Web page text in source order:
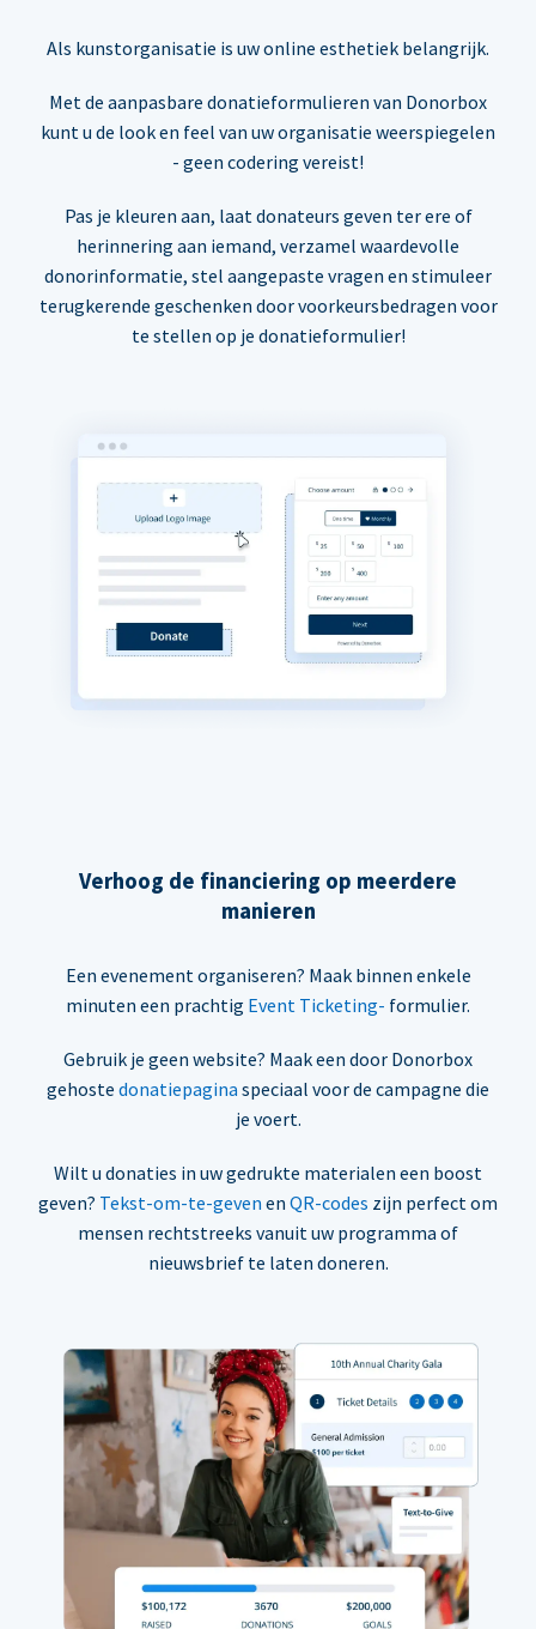
Als kunstorganisatie is uw online esthetiek belangrijk.
Met de aanpasbare donatieformulieren van Donorbox
kunt u de look en feel van uw organisatie weerspiegelen
- geen codering vereist!
Pas je kleuren aan, laat donateurs geven ter ere of
herinnering aan iemand, verzamel waardevolle
donorinformatie, stel aangepaste vragen en stimuleer
terugkerende geschenken door voorkeursbedragen voor
te stellen op je donatieformulier!
Verhoog de financiering op meerdere
manieren
Een evenement organiseren? Maak binnen enkele
minuten een prachtig Event Ticketing- formulier.
Gebruik je geen website? Maak een door Donorbox
gehoste donatiepagina speciaal voor de campagne die
je voert.
Wilt u donaties in uw gedrukte materialen een boost
geven? Tekst-om-te-geven en QR-codes zijn perfect om
mensen rechtstreeks vanuit uw programma of
nieuwsbrief te laten doneren.